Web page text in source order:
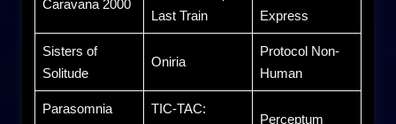
Caravana 2000
Last Train
Express
Sisters of
Solitude
Oniria
Protocol Non-
Human
Parasomnia
TIC-TAC:
Perceptum